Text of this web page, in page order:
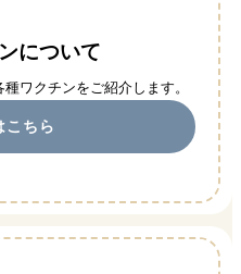
について
ワクチンをご紹介します。
こちら